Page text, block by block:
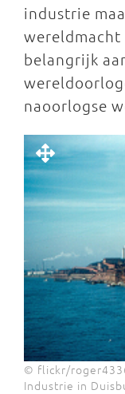
industrie
wereldmacht
belangrijk
naoorlogse
© flickr/
Industrie in